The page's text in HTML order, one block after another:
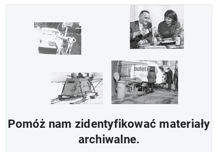
Pomóż nam zidentyfikować materiały
archiwalne.